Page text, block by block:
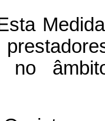
Medida
no